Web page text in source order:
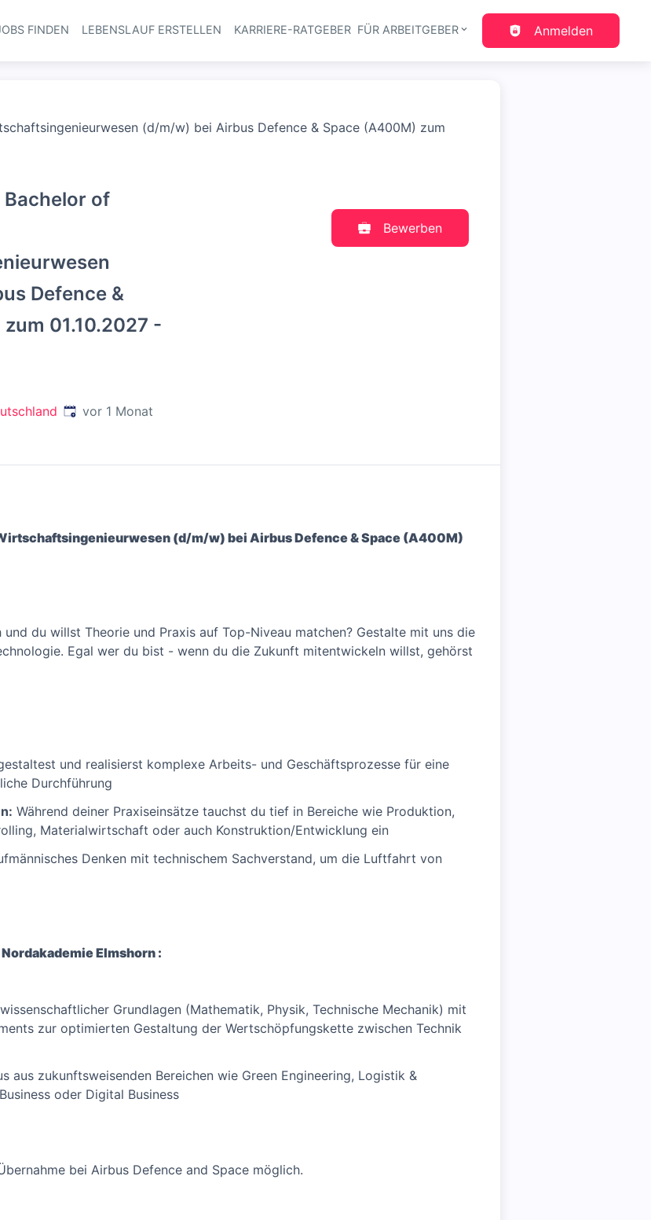
Haupt-Navigation
FINDEN LEBENSLAUF ERSTELLEN KARRIERE-RATGEBER FÜR ARBEITGEBER Anmelden
(d/m/w) bei Airbus Defence & Space (A400M) zum
Bachelor of
Defence &
01.10.2027 -
Veröffentlicht:
vor 1 Monat
Bewerben
(d/m/w) bei Airbus Defence & Space (A400M)
du willst Theorie und Praxis auf Top-Niveau matchen? Gestalte mit uns die
Egal wer du bist - wenn du die Zukunft mitentwickeln willst, gehörst
und realisierst komplexe Arbeits- und Geschäftsprozesse für eine
Durchführung
Während deiner Praxiseinsätze tauchst du tief in Bereiche wie Produktion,
Materialwirtschaft oder auch Konstruktion/Entwicklung ein
Denken mit technischem Sachverstand, um die Luftfahrt von
Elmshorn :
Grundlagen (Mathematik, Physik, Technische Mechanik) mit
zur optimierten Gestaltung der Wertschöpfungskette zwischen Technik
aus zukunftsweisenden Bereichen wie Green Engineering, Logistik &
oder Digital Business
bei Airbus Defence and Space möglich.